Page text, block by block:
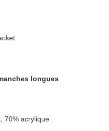
longues
70% acrylique